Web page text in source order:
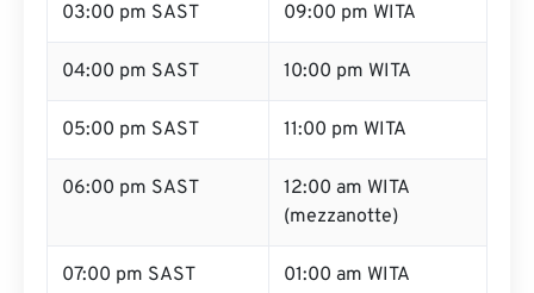
03:00 pm SAST 09:00 pm WITA
04:00 pm SAST 10:00 pm WITA
05:00 pm SAST 11:00 pm WITA
06:00 pm SAST
12:00 am WITA
(mezzanotte)
07:00 pm SAST 01:00 am WITA